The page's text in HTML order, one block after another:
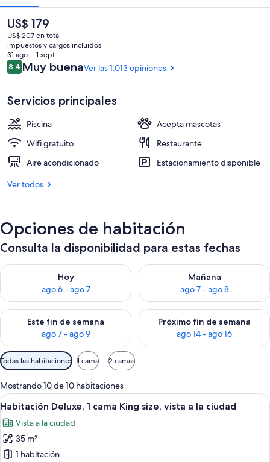
Una piscina al aire libre, sillones
El
precio
actual
es
de
US$ 179
US$ 179
US$ 207 en total
impuestos y cargos incluidos
31 ago. - 1 sept.
Opiniones
8,48,4 de 10
Muy buenaVer las 1.013 opiniones
Servicios principales
Piscina
Acepta mascotas
Wifi gratuito
Restaurante
Aire acondicionado
Estacionamiento disponible
Ver todos
Opciones de habitación
Consulta la disponibilidad para estas fechas
Hoy
ago 6 - ago 7
Consulta la disponibilidad para hoy ago 6 - ago 7
Mañana
ago 7 - ago 8
Consulta la disponibilidad
Este fin de semana
ago 7 - ago 9
Consulta la disponibilidad para este fin de semana ago 7 -
Próximo fin de semana
ago 14 - ago 16
Consulta la disponibilidad
Filtros
disponibles
para
las
habitaciones
Todas las habitaciones 1 cama 2 camas
Mostrando 10 de 10 habitaciones
Ver
todas
las
fotos
de
Habitación de hotel moderna con
14
Habitación Deluxe, 1 cama King size, vista a la ciudad
Vista a la ciudad
35 m²
1 habitación